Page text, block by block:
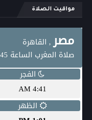
مواقيت الصلاة